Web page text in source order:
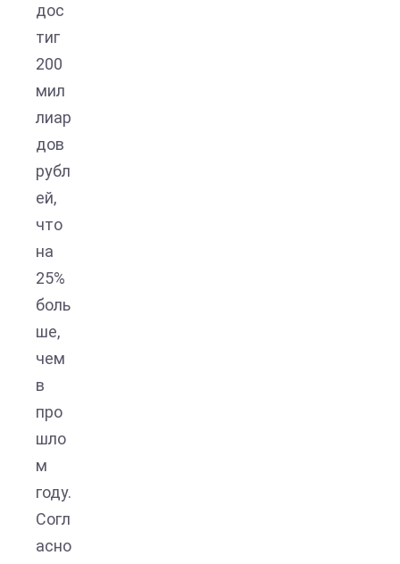
дос
тиг
200
мил
лиар
дов
рубл
ей,
что
на
25%
боль
ше,
чем
в
про
шло
м
году.
Согл
асно